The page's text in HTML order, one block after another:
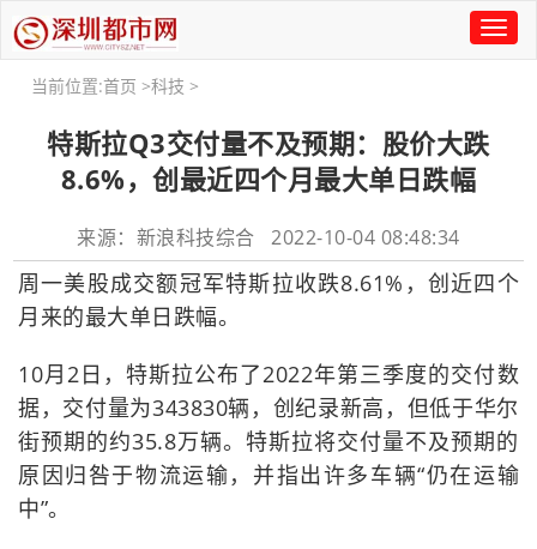
Toggle
当前位置:首页 >科技 >
特斯拉Q3交付量不及预期：股价大跌
8.6%，创最近四个月最大单日跌幅
来源：新浪科技综合 2022-10-04 08:48:34
周一美股成交额冠军特斯拉收跌8.61%，创近四个
月来的最大单日跌幅。
10月2日，特斯拉公布了2022年第三季度的交付数
据，交付量为343830辆，创纪录新高，但低于华尔
街预期的约35.8万辆。特斯拉将交付量不及预期的
原因归咎于物流运输，并指出许多车辆“仍在运输
中”。